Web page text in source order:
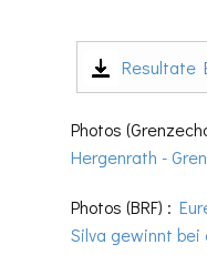
Resultate
Photos
Hergenrath -
Photos (BRF) :
Silva gewinnt